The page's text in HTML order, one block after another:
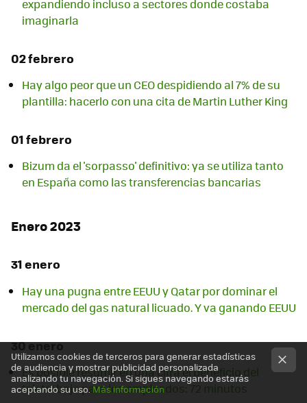
expandiendo incluso a sectores donde costaba
imaginarla
02 febrero
Hay algo peor que un CEO despidiendo al 7% de su
plantilla: hacerlo con una cita de Martin Luther King
01 febrero
Bizum da el 'sorpasso' definitivo: ya se utiliza tanto
en España como las transferencias bancarias
Enero 2023
31 enero
Hay una pugna entre EEUU y Qatar por dominar el
mercado del gas natural licuado. Y va ganando EEUU
30 enero
Es posible resumir en una cifra el beneficio del
teletrabajo para los empleados: 72 minutos
Utilizamos cookies de terceros para generar estadísticas
de audiencia y mostrar publicidad personalizada
analizando tu navegación. Si sigues navegando estarás
aceptando su uso.Más información